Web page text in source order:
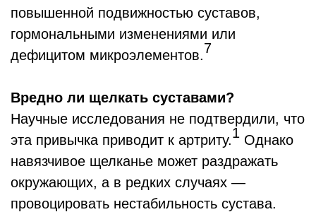
повышенной подвижностью суставов,
гормональными изменениями или
дефицитом микроэлементов.7
Вредно ли щелкать суставами?
Научные исследования не подтвердили, что
эта привычка приводит к артриту.1 Однако
навязчивое щелканье может раздражать
окружающих, а в редких случаях ―
провоцировать нестабильность сустава.